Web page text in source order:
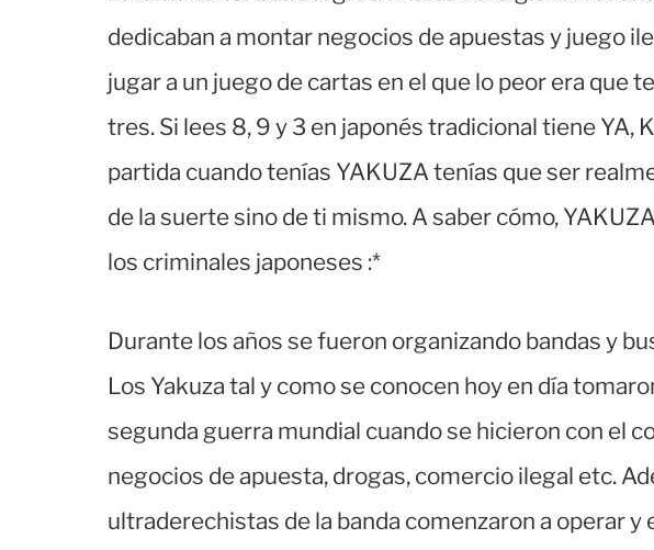
dedicaban a montar negocios de apuestas y juego
jugar a un juego de cartas en el que lo peor era que
tres. Si lees 8, 9 y 3 en japonés tradicional tiene YA,
partida cuando tenías YAKUZA tenías que ser
de la suerte sino de ti mismo. A saber cómo,
los criminales japoneses :*
Durante los años se fueron organizando bandas y
Los Yakuza tal y como se conocen hoy en día
segunda guerra mundial cuando se hicieron con el
negocios de apuesta, drogas, comercio ilegal etc.
ultraderechistas de la banda comenzaron a operar